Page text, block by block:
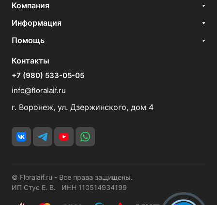
Компания
Информация
Помощь
Контакты
+7 (980) 533-05-05
info@floralaif.ru
г. Воронеж, ул. Дзержинского, дом 4
© Floralaif.ru - Все права защищены.
ИП Стус Е. В. ИНН 110514934199